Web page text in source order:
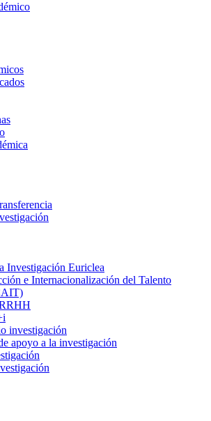
Investigación Euriclea
e Internacionalización del Talento
investigación
apoyo a la investigación